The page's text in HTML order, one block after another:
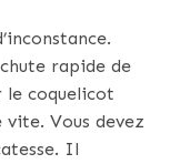
rapide de
le coquelicot
Vous devez
Il